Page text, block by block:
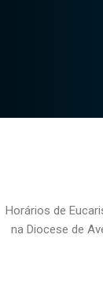
Horários de
na Diocese de